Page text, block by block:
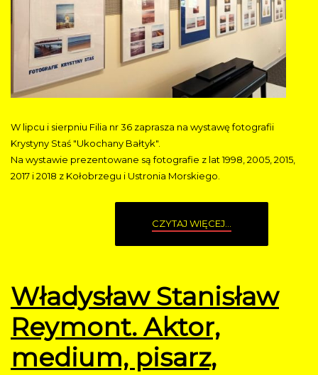
W lipcu i sierpniu Filia nr 36 zaprasza na wystawę fotografii
Krystyny Staś "Ukochany Bałtyk".
Na wystawie prezentowane są fotografie z lat 1998, 2005, 2015,
2017 i 2018 z Kołobrzegu i Ustronia Morskiego.
CZYTAJ WIĘCEJ...
Władysław Stanisław
Reymont. Aktor,
medium, pisarz,